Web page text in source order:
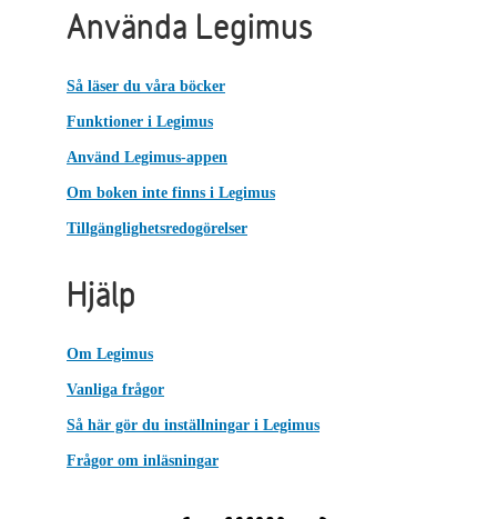
Använda Legimus
Så läser du våra böcker
Funktioner i Legimus
Använd Legimus-appen
Om boken inte finns i Legimus
Tillgänglighetsredogörelser
Hjälp
Om Legimus
Vanliga frågor
Så här gör du inställningar i Legimus
Frågor om inläsningar